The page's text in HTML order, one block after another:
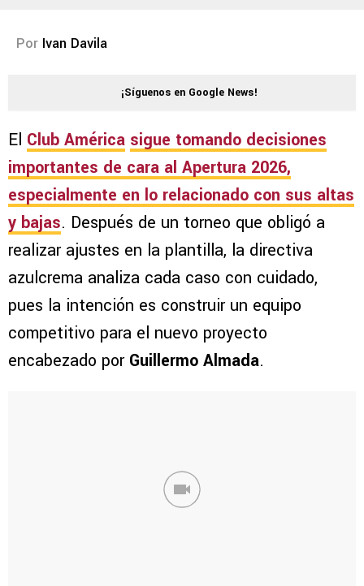
Por Ivan Davila
¡Síguenos en Google News!
El Club América sigue tomando decisiones
importantes de cara al Apertura 2026,
especialmente en lo relacionado con sus altas
y bajas. Después de un torneo que obligó a
realizar ajustes en la plantilla, la directiva
azulcrema analiza cada caso con cuidado,
pues la intención es construir un equipo
competitivo para el nuevo proyecto
encabezado por Guillermo Almada.